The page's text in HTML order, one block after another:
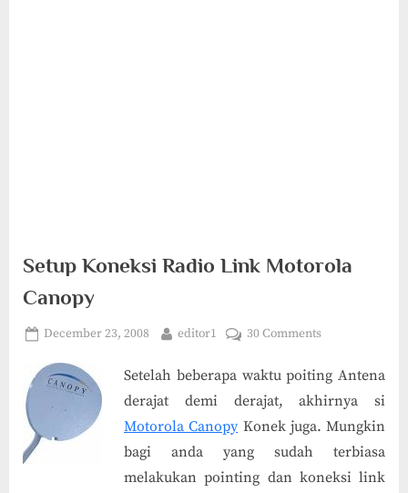
Setup Koneksi Radio Link Motorola
Canopy
Posted
December 23, 2008 By
editor1 30 Commentson
Koneksi
Radio
Motorola
Canopy
Setelah beberapa waktu poiting Antena
derajat demi derajat, akhirnya si
Motorola CanopyKonek juga. Mungkin
bagi anda yang sudah terbiasa
melakukan pointing dan koneksi link